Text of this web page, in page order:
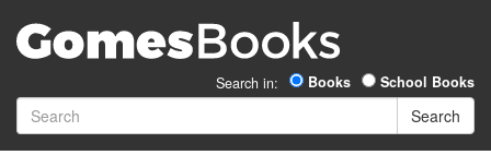
Search in: Books School Books